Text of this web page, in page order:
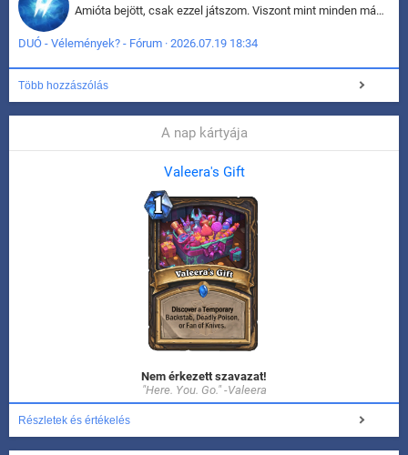
Amióta bejött, csak ezzel játszom. Viszont mint minden más - akár az alapjáték is, ez is baromira összetett lett. Néha már pár kör után is esélytelen az egész. Vagy irreállisan túltápol valaki, vagy lelép a partner, vagy csak hülye mint a segg. És amikor eljönne az én időm, na akkor jön el mindenki másé is. Engem jobban érdekelne, hogy ki milyen ratingen szokott játszani. Na ez lenne egy érdekes adat.
DUÓ - Vélemények? - Fórum · 2026.07.19 18:34
Több hozzászólás
A nap kártyája
Valeera's Gift
Nem érkezett szavazat!
"Here. You. Go." -Valeera
Részletek és értékelés